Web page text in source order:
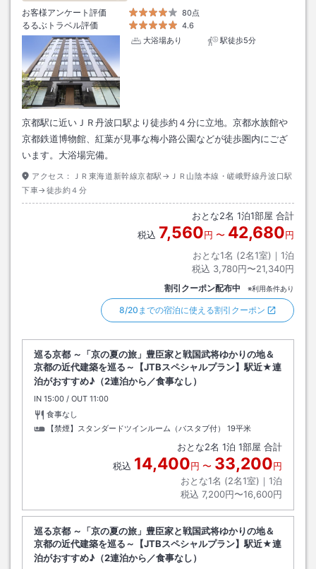
お客様アンケート評価
80点
るるぶトラベル評価
4.6
大浴場あり
駅徒歩5分
京都駅に近いＪＲ丹波口駅より徒歩約４分に立地。京都水族館や
京都鉄道博物館、紅葉が見事な梅小路公園などが徒歩圏内にござ
います。大浴場完備。
アクセス：
ＪＲ東海道新幹線京都駅→ＪＲ山陰本線・嵯峨野線丹波口駅
下車→徒歩約４分
おとな2名 1泊1部屋 合計
税込 7,560円 〜 42,680円
おとな1名 (2名1室)｜ 1泊
税込 3,780円〜21,340円
割引クーポン配布中 ※利用条件あり
8/20までの宿泊に使える割引クーポン
巡る京都 ～「京の夏の旅」豊臣家と戦国武将ゆかりの地＆
京都の近代建築を巡る～【JTBスペシャルプラン】駅近★連
泊がおすすめ♪（2連泊から／食事なし）
IN チェックイン
15:00 / OUT チェックアウト
11:00
食事なし
【禁煙】スタンダードツインルーム（バスタブ付）
19平米
おとな2名 1泊 1部屋 合計
税込 14,400円 〜 33,200円
おとな1名 (2名1室)｜ 1泊
税込 7,200円〜16,600円
巡る京都 ～「京の夏の旅」豊臣家と戦国武将ゆかりの地＆
京都の近代建築を巡る～【JTBスペシャルプラン】駅近★連
泊がおすすめ♪（2連泊から／食事なし）